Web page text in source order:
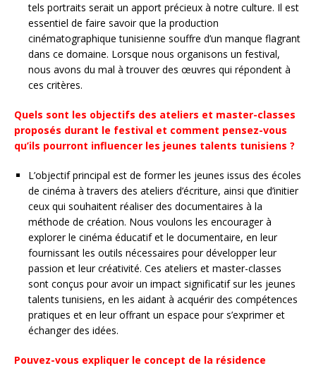
tels portraits serait un apport précieux à notre culture. Il est
essentiel de faire savoir que la production
cinématographique tunisienne souffre d’un manque flagrant
dans ce domaine. Lorsque nous organisons un festival,
nous avons du mal à trouver des œuvres qui répondent à
ces critères.
Quels sont les objectifs des ateliers et master-classes
proposés durant le festival et comment pensez-vous
qu’ils pourront influencer les jeunes talents tunisiens ?
L’objectif principal est de former les jeunes issus des écoles
de cinéma à travers des ateliers d’écriture, ainsi que d’initier
ceux qui souhaitent réaliser des documentaires à la
méthode de création. Nous voulons les encourager à
explorer le cinéma éducatif et le documentaire, en leur
fournissant les outils nécessaires pour développer leur
passion et leur créativité. Ces ateliers et master-classes
sont conçus pour avoir un impact significatif sur les jeunes
talents tunisiens, en les aidant à acquérir des compétences
pratiques et en leur offrant un espace pour s’exprimer et
échanger des idées.
Pouvez-vous expliquer le concept de la résidence